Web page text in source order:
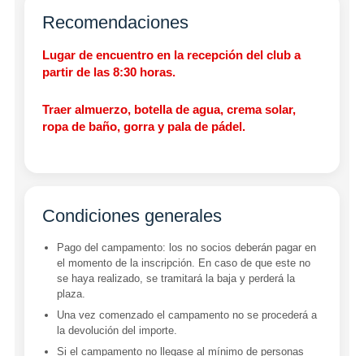
Recomendaciones
Lugar de encuentro en la recepción del club a
partir de las 8:30 horas.
Traer almuerzo, botella de agua, crema solar,
ropa de baño, gorra y pala de pádel.
Condiciones generales
Pago del campamento: los no socios deberán pagar en
el momento de la inscripción. En caso de que este no
se haya realizado, se tramitará la baja y perderá la
plaza.
Una vez comenzado el campamento no se procederá a
la devolución del importe.
Si el campamento no llegase al mínimo de personas